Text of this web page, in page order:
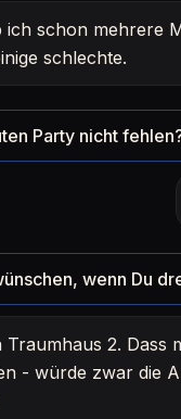
ich schon mehrere
schlechte.
Party nicht
wenn Du
Traumhaus 2. Dass
- würde zwar die